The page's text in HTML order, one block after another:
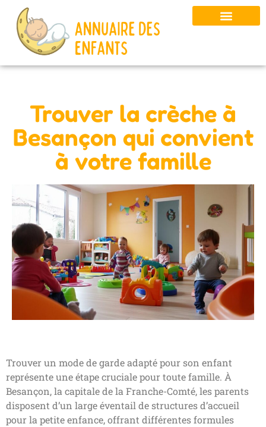
Trouver la crèche à
Besançon qui convient
à votre famille
Trouver un mode de garde adapté pour son enfant
représente une étape cruciale pour toute famille. À
Besançon, la capitale de la Franche-Comté, les parents
disposent d’un large éventail de structures d’accueil
pour la petite enfance, offrant différentes formules